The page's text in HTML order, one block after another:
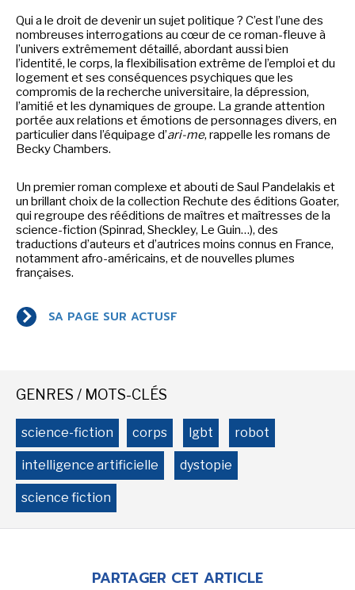
Qui a le droit de devenir un sujet politique ? C’est l’une des
nombreuses interrogations au cœur de ce roman-fleuve à
l’univers extrêmement détaillé, abordant aussi bien
l’identité, le corps, la flexibilisation extrême de l’emploi et du
logement et ses conséquences psychiques que les
compromis de la recherche universitaire, la dépression,
l’amitié et les dynamiques de groupe. La grande attention
portée aux relations et émotions de personnages divers, en
particulier dans l’équipage d’ari-me, rappelle les romans de
Becky Chambers.
Un premier roman complexe et abouti de Saul Pandelakis et
un brillant choix de la collection Rechute des éditions Goater,
qui regroupe des rééditions de maîtres et maîtresses de la
science-fiction (Spinrad, Sheckley, Le Guin…), des
traductions d’auteurs et d’autrices moins connus en France,
notamment afro-américains, et de nouvelles plumes
françaises.
SA PAGE SUR ACTUSF
GENRES / MOTS-CLÉS
science-fiction corps lgbt robot
intelligence artificielle dystopie
science fiction
PARTAGER CET ARTICLE